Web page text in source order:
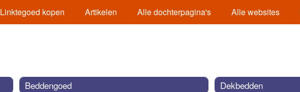
Linktegoed kopen Artikelen Alle dochterpagina's Alle websites
Beddengoed Dekbedden